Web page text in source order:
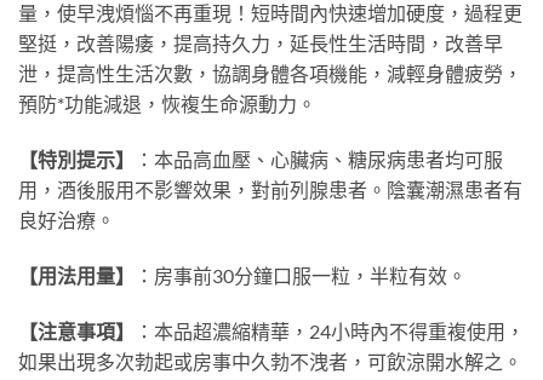
量，使早洩煩惱不再重現！短時間內快速增加硬度，過程更
堅挺，改善陽痿，提高持久力，延長性生活時間，改善早
泄，提高性生活次數，協調身體各項機能，減輕身體疲勞，
預防*功能減退，恢複生命源動力。
【特別提示】
：本品高血壓、心臟病、糖尿病患者均可服
用，酒後服用不影響效果，對前列腺患者。陰囊潮濕患者有
良好治療。
【用法用量】 ：房事前30分鐘口服一粒，半粒有效。
【注意事項】
：本品超濃縮精華，24小時內不得重複使用，
如果出現多次勃起或房事中久勃不洩者，可飲涼開水解之。